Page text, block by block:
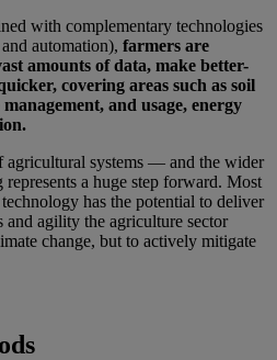
with complementary technologies
automation), farmers are
amounts of data, make better-
covering areas such as soil
and usage, energy
agricultural systems — and the wider
a huge step forward. Most
has the potential to deliver
and agility the agriculture sector
change, but to actively mitigate